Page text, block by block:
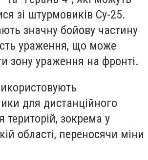
зі штурмовиків Су-25.
значну бойову частину
ураження, що може
зону ураження на фронті.
для дистанційного
територій, зокрема у
області, переносячи міни